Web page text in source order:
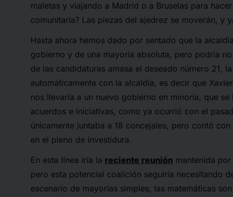
maletas y viajando a Madrid o a Bruselas para
comunitaria? Las piezas del ajedrez se moverán, y
Hasta ahora hemos dado por sentado que la
gobierno y de una mayoría absoluta, pero podría
de las candidaturas amasa el deseado número 21,
automáticamente con la alcaldía, es decir que
nos llevaría a un nuevo gobierno en minoría, que
acuerdos e iniciativas, como ya ocurrió con el
únicamente juntaba a 18 concejales, pero contó
en el pleno de investidura.
En esta línea iría la reciente reunión mantenida
pero esta potencial coalición seguiría necesitando
escenario de mayorías simples, las matemáticas